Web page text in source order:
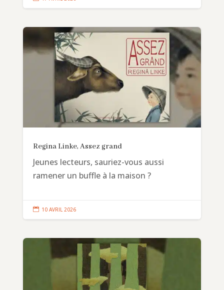
Regina Linke, Assez grand
Jeunes lecteurs, sauriez-vous aussi
ramener un buffle à la maison ?
 10 AVRIL 2026